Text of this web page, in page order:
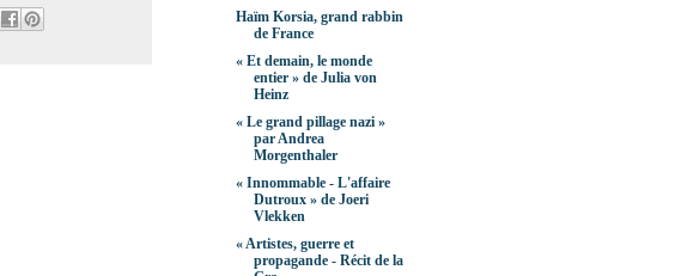
Haïm Korsia, grand rabbin
de France
« Et demain, le monde
entier » de Julia von
Heinz
« Le grand pillage nazi »
par Andrea
Morgenthaler
« Innommable - L'affaire
Dutroux » de Joeri
Vlekken
« Artistes, guerre et
propagande - Récit de la